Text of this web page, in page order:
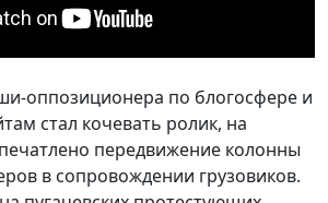
оппозиционера по блогосфере и
стал кочевать ролик, на
передвижение колонны
в сопровождении грузовиков.